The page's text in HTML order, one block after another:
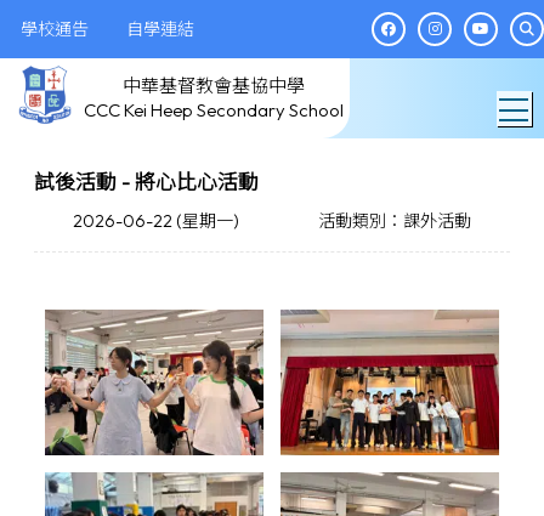
學校通告 自學連結
中華基督教會基協中學
CCC Kei Heep Secondary School
試後活動 - 將心比心活動
2026-06-22 (星期一) 活動類別：課外活動